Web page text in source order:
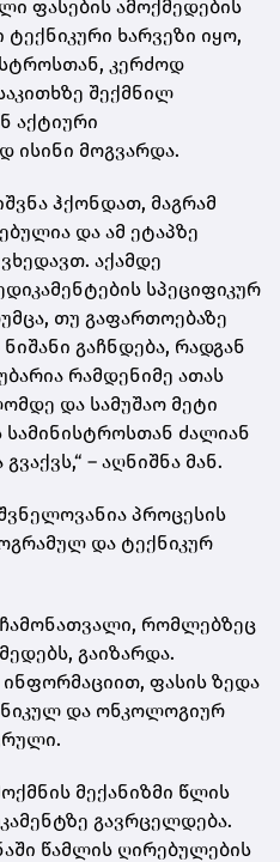
ფასების ამოქმედების
ხარვეზი იყო,
კერძოდ
შექმნილ
აქტიური
ისინი მოგვარდა.
ჰქონდათ, მაგრამ
და ამ ეტაპზე
აქამდე
სპეციფიკურ
თუ გაფართოებაზე
გაჩნდება, რადგან
რამდენიმე ათას
და სამუშაო მეტი
სამინისტროსთან ძალიან
– აღნიშნა მან.
პროცესის
და ტექნიკურ
რომლებზეც
გაიზარდა.
ფასის ზედა
და ონკოლოგიურ
მექანიზმი წლის
გავრცელდება.
წამლის ღირებულების